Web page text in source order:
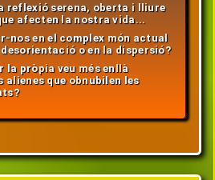
reflexió serena, oberta i lliure
afecten la nostra vida...
nos en el complex món actual
desorientació o en la dispersió?
la pròpia veu més enllà
que obnubilen les